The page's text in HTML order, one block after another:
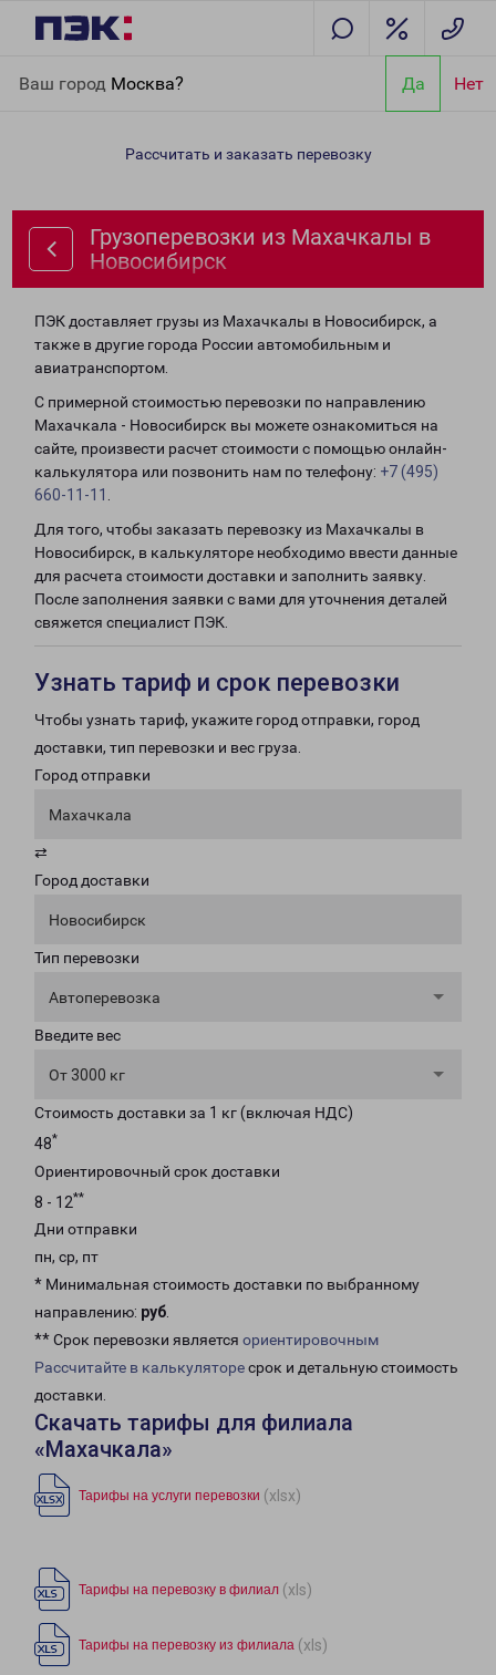
Ваш город Москва? Да Нет
Новосибирск
Рассчитать и заказать перевозку
Грузоперевозки из Махачкалы в
Новосибирск
ПЭК доставляет грузы из Махачкалы в Новосибирск, а
также в другие города России автомобильным и
авиатранспортом.
С примерной стоимостью перевозки по направлению
Махачкала - Новосибирск вы можете ознакомиться на
сайте, произвести расчет стоимости с помощью онлайн-
калькулятора или позвонить нам по телефону: +7 (495)
660-11-11
Для того, чтобы заказать перевозку из Махачкалы в
Новосибирск, в калькуляторе необходимо ввести данные
для расчета стоимости доставки и заполнить заявку.
После заполнения заявки с вами для уточнения деталей
свяжется специалист ПЭК.
Узнать тариф и срок перевозки
Чтобы узнать тариф, укажите город отправки, город
доставки, тип перевозки и вес груза.
Город отправки
Махачкала
⇄
Город доставки
Новосибирск
Тип перевозки
Автоперевозка
Введите вес
От 3000 кг
Стоимость доставки за 1 кг (включая НДС)
48*
Ориентировочный срок доставки
8 - 12**
Дни отправки
пн, ср, пт
* Минимальная стоимость доставки по выбранному
направлению: руб.
** Срок перевозки является ориентировочным
Рассчитайте в калькуляторесрок и детальную стоимость
доставки.
Скачать тарифы для филиала
«Махачкала»
Тарифы на услуги перевозки (xlsx)
Тарифы на перевозку в филиал (xls)
Тарифы на перевозку из филиала (xls)